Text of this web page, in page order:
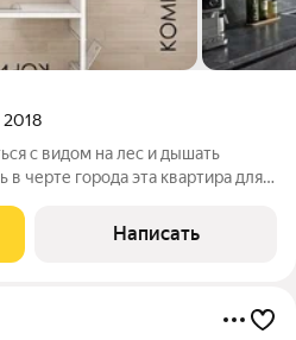
2018
с видом на лес и дышать
эта квартира для
и каждое время года
Написать